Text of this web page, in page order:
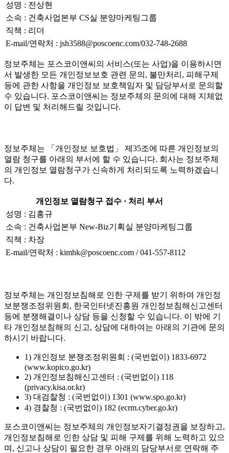
성명 : 전상현
소속 : 건축사업본부 CS실 분양마케팅그룹
직책 : 리더
E-mail/연락처 : jsh3588@poscoenc.com/032-748-2688
정보주체는 포스코이앤씨의 서비스(또는 사업)을 이용하시면
서 발생한 모든 개인정보보호 관련 문의, 불만처리, 피해구제
등에 관한 사항을 개인정보 보호책임자 및 담당부서로 문의할
수 있습니다. 포스코이앤씨는 정보주체의 문의에 대해 지체없
이 답변 및 처리해드릴 것입니다.
정보주체는 「개인정보 보호법」 제35조에 따른 개인정보의
열람 청구를 아래의 부서에 할 수 있습니다. 회사는 정보주체
의 개인정보 열람청구가 신속하게 처리되도록 노력하겠습니
다.
개인정보 열람청구 접수 · 처리 부서
성명 : 김홍규
소속 : 건축사업본부 New-Biz기획실 분양마케팅그룹
직책 : 차장
E-mail/연락처 : kimhk@poscoenc.com / 041-557-8112
정보주체는 개인정보침해로 인한 구제를 받기 위하여 개인정
보분쟁조정위원회, 한국인터넷진흥원 개인정보침해신고센터
등에 분쟁해결이나 상담 등을 신청할 수 있습니다. 이 밖에 기
타 개인정보침해의 신고, 상담에 대하여는 아래의 기관에 문의
하시기 바랍니다.
1) 개인정보 분쟁조정위원회 : (국번없이) 1833-6972
(www.kopico.go.kr)
2) 개인정보침해신고센터 : (국번없이) 118
(privacy.kisa.or.kr)
3) 대검찰청 : (국번없이) 1301 (www.spo.go.kr)
4) 경찰청 : (국번없이) 182 (ecrm.cyber.go.kr)
포스코이앤씨는 정보주체의 개인정보자기결정권을 보장하고,
개인정보침해로 인한 상담 및 피해 구제를 위해 노력하고 있으
며, 신고나 상담이 필요한 경우 아래의 담당부서로 연락해 주